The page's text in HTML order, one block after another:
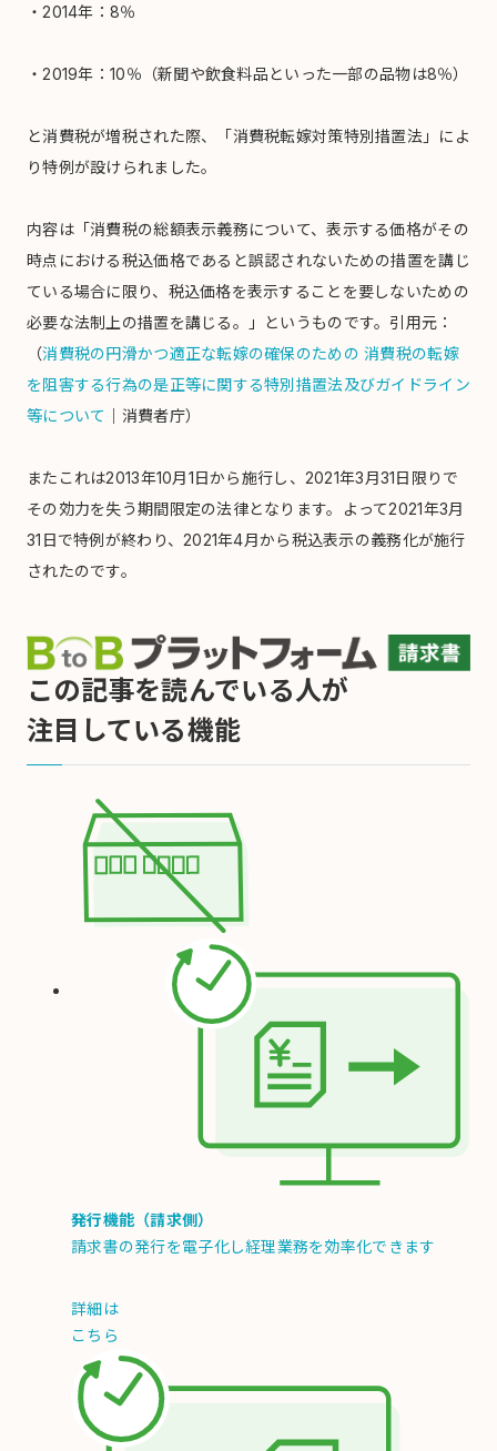
・2014年：8％
・2019年：10％（新聞や飲食料品といった一部の品物は8％）
と消費税が増税された際、「消費税転嫁対策特別措置法」によ
り特例が設けられました。
内容は「消費税の総額表示義務について、表示する価格がその
時点における税込価格であると誤認されないための措置を講じ
ている場合に限り、税込価格を表示することを要しないための
必要な法制上の措置を講じる。」というものです。引用元：
（消費税の円滑かつ適正な転嫁の確保のための 消費税の転嫁
を阻害する行為の是正等に関する特別措置法及びガイドライン
等について
｜消費者庁）
またこれは2013年10月1日から施行し、2021年3月31日限りで
その効力を失う期間限定の法律となります。よって2021年3月
31日で特例が終わり、2021年4月から税込表示の義務化が施行
されたのです。
この記事を読んでいる人が
注目している機能
発行機能（請求側）
請求書の発行を電子化し経理業務を効率化できます
詳細は
こちら